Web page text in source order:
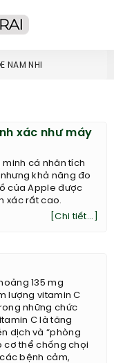
NAM NHI
xác như máy
minh cá nhân tích
khả năng đo
của Apple được
xác rất cao.
[Chi tiết...]
135 mg
lượng vitamin C
những chức
C là tăng
dịch và “phòng
cơ thể chống chọi
bệnh cảm,